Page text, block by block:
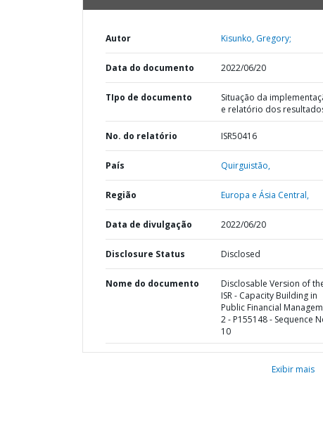
Autor Kisunko, Gregory;
Data do documento 2022/06/20
TIpo de documento
Situação da
e relatório dos
No. do relatório ISR50416
País Quirguistão,
Região Europa e Ásia Central,
Data de divulgação 2022/06/20
Disclosure Status Disclosed
Nome do documento
Disclosable Version of
ISR - Capacity Building in
Public Financial
2 - P155148 - Sequence
10
Exibir mais